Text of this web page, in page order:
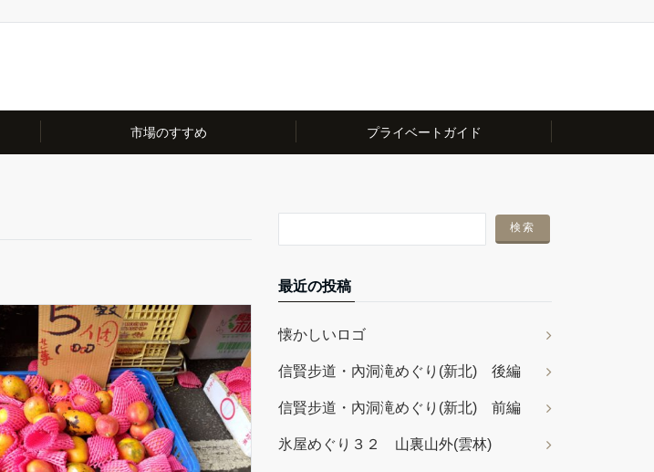
市場のすすめ プライベートガイド
最近の投稿
懐かしいロゴ
信賢步道・內洞滝めぐり(新北) 後編
信賢步道・內洞滝めぐり(新北) 前編
氷屋めぐり３２ 山裏山外(雲林)